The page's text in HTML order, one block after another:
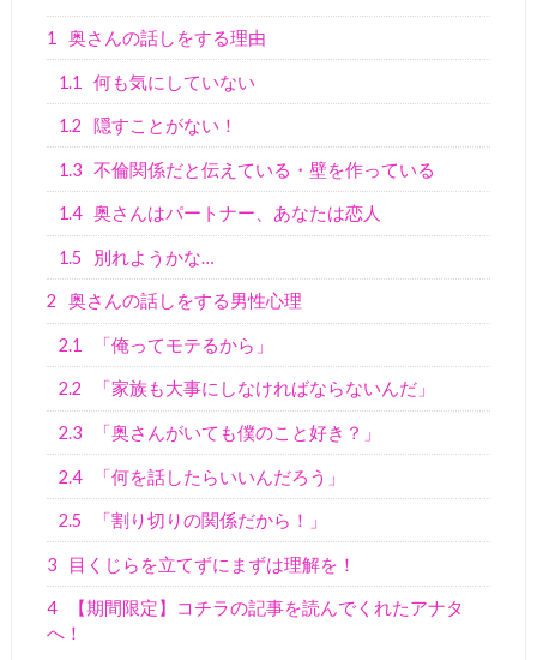
1 奥さんの話しをする理由
1.1 何も気にしていない
1.2 隠すことがない！
1.3 不倫関係だと伝えている・壁を作っている
1.4 奥さんはパートナー、あなたは恋人
1.5 別れようかな…
2 奥さんの話しをする男性心理
2.1 「俺ってモテるから」
2.2 「家族も大事にしなければならないんだ」
2.3 「奥さんがいても僕のこと好き？」
2.4 「何を話したらいいんだろう」
2.5 「割り切りの関係だから！」
3 目くじらを立てずにまずは理解を！
4
【期間限定】コチラの記事を読んでくれたアナタ
へ！